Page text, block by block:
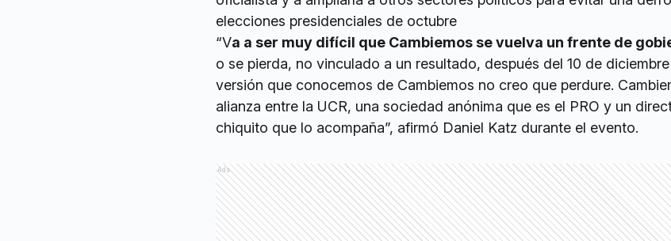
elecciones presidenciales de octubre
“Va a ser muy difícil que Cambiemos se vuelva un frente de
o se pierda, no vinculado a un resultado, después del 10 de
versión que conocemos de Cambiemos no creo que perdure.
alianza entre la UCR, una sociedad anónima que es el PRO y un
chiquito que lo acompaña”, afirmó Daniel Katz durante el evento.
Ads